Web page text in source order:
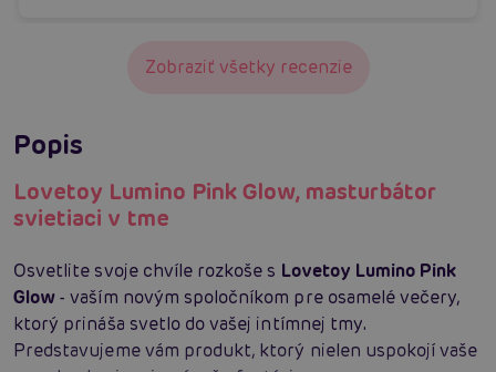
Zobraziť všetky recenzie
Popis
Lovetoy Lumino Pink Glow, masturbátor
svietiaci v tme
Osvetlite svoje chvíle rozkoše s Lovetoy Lumino Pink
Glow- vaším novým spoločníkom pre osamelé večery,
ktorý prináša svetlo do vašej intímnej tmy.
Predstavujeme vám produkt, ktorý nielen uspokojí vaše